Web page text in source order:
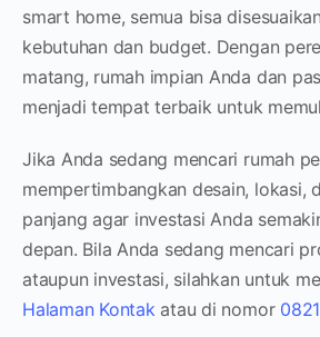
smart home, semua bisa
kebutuhan dan budget. Dengan
matang, rumah impian Anda dan
menjadi tempat terbaik untuk
Jika Anda sedang mencari rumah
mempertimbangkan desain, lokasi,
panjang agar investasi Anda
depan. Bila Anda sedang mencari
ataupun investasi, silahkan untuk
Halaman Kontakatau di nomor